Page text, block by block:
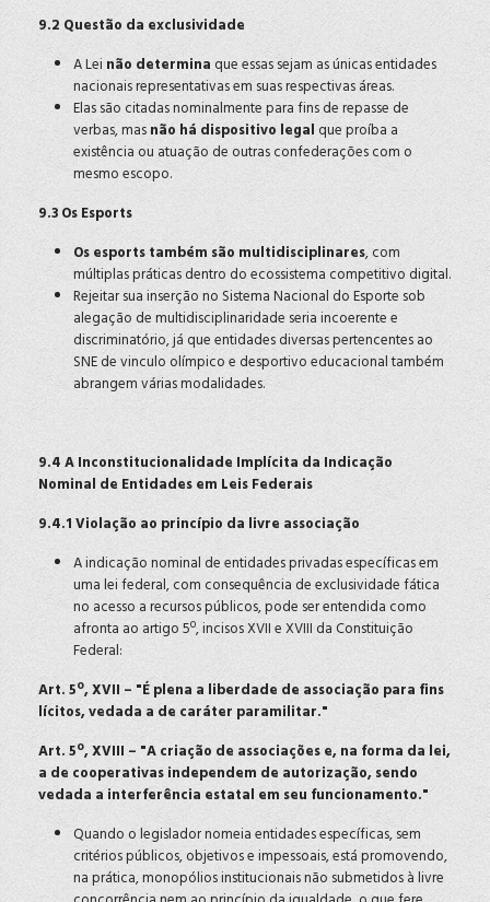
9.2 Questão da exclusividade
A Lei não determina que essas sejam as únicas entidades
nacionais representativas em suas respectivas áreas.
Elas são citadas nominalmente para fins de repasse de
verbas, masnão há dispositivo legal que proíba a
existência ou atuação de outras confederações com o
mesmo escopo.
9.3 Os Esports
Os esports também são multidisciplinares, com
múltiplas práticas dentro do ecossistema competitivo digital.
Rejeitar sua inserção no Sistema Nacional do Esporte sob
alegação de multidisciplinaridade seria incoerente e
discriminatório, já que entidades diversas pertencentes ao
SNE de vinculo olímpico e desportivo educacional também
abrangem várias modalidades.
9.4 A Inconstitucionalidade Implícita da Indicação
Nominal de Entidades em Leis Federais
9.4.1 Violação ao princípio da livre associação
A indicação nominal de entidades privadas específicas em
uma lei federal, com consequência de exclusividade fática
no acesso a recursos públicos, pode ser entendida como
afronta ao artigo 5º, incisos XVII e XVIII da Constituição
Federal:
Art. 5º, XVII – "É plena a liberdade de associação para fins
lícitos, vedada a de caráter paramilitar."
Art. 5º, XVIII – "A criação de associações e, na forma da lei,
a de cooperativas independem de autorização, sendo
vedada a interferência estatal em seu funcionamento."
Quando o legislador nomeia entidades específicas, sem
critérios públicos, objetivos e impessoais, está promovendo,
na prática, monopólios institucionais não submetidos à livre